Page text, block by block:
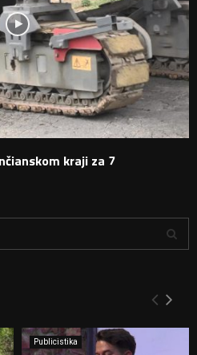
kraji za 7
Y
H
Publicistika